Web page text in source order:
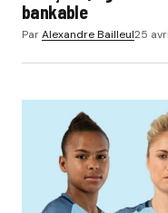
bankable
ParAlexandre Bailleul25